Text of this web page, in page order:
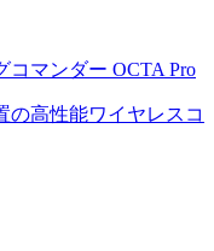
マンダー OCTA Pro
の高性能ワイヤレスコ